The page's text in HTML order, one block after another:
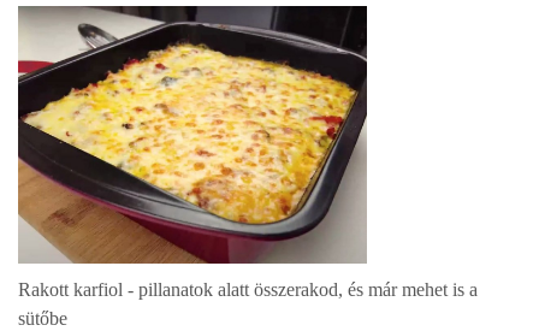
Rakott karfiol - pillanatok alatt összerakod, és már mehet is a
sütőbe